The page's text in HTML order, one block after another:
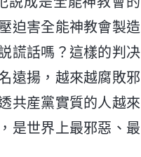
迫害全能神教會製造
謊話嗎？這樣的判决
遠揚，越來越腐敗邪
共産黨實質的人越來
是世界上最邪惡、最